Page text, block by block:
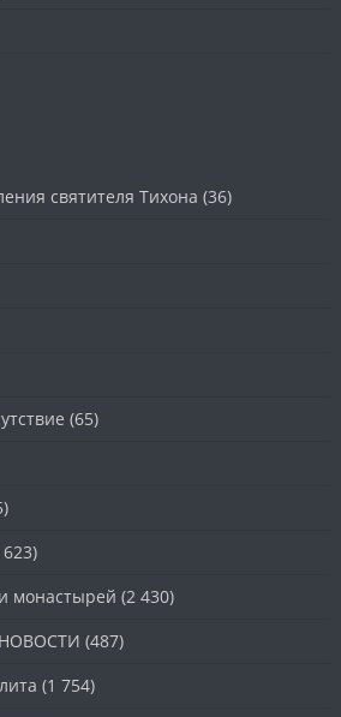
святителя Тихона (36)
(65)
623)
монастырей (2 430)
(487)
(1 754)